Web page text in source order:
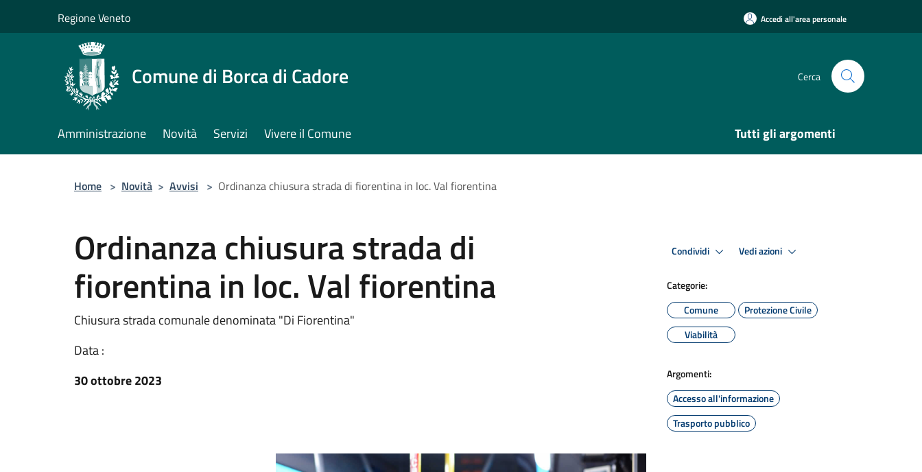
Regione Veneto Accedi all'area personale
Comune di Borca di Cadore Cerca
Amministrazione Novità Servizi Vivere il Comune Tutti gli argomenti
Home > Novità > Avvisi > Ordinanza chiusura strada di fiorentina in loc. Val fiorentina
Ordinanza chiusura strada di
fiorentina in loc. Val fiorentina
Chiusura strada comunale denominata "Di Fiorentina"
Data :
30 ottobre 2023
Condividi Vedi azioni
Categorie:
Comune
Protezione Civile
Viabilità
Argomenti:
Accesso all'informazione
Trasporto pubblico